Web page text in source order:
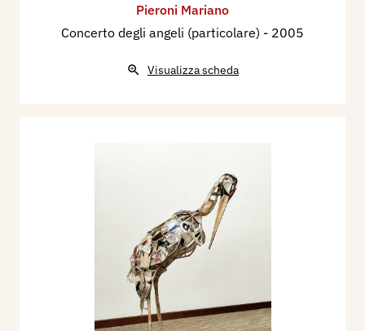
Pieroni Mariano
Concerto degli angeli (particolare) - 2005
Visualizza scheda